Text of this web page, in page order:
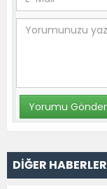
DİĞER HABERLER